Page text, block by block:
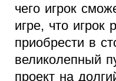
чего игрок
игре, что игрок
приобрести в
великолепный
проект на